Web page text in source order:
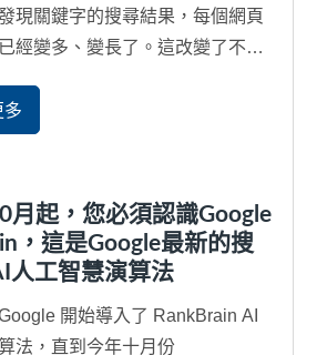
現關鍵字的搜尋結果，每個網頁
經變多、變長了。這改變了不少
將會失去更多潛在客戶流量，因
多
月起，您必須認識Google
，這是Google最新的搜
人工智慧演算法
開始導入了 RankBrain AI
法，直到今年十月份